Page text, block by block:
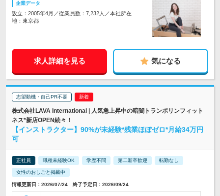
企業データ
設立：2005年4月／従業員数：7,232人／本社所在
地：東京都
求人詳細を見る 気になる
志望動機・自己PR不要
株式会社LAVA International | 人気急上昇中の暗闇トランポリンフィット
ネス*新店OPEN続々！
【インストラクター】90%が未経験*残業ほぼゼロ*月給34万円
可
正社員 職種未経験OK 学歴不問 第二新卒歓迎 転勤なし
女性のおしごと掲載中
情報更新日：2026/07/24 終了予定日：2026/09/24